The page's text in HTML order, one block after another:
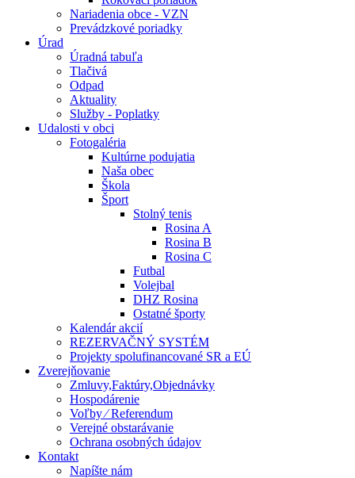
Nariadenia obce - VZN
Prevádzkové poriadky
Úrad
Úradná tabuľa
Tlačivá
Odpad
Aktuality
Služby - Poplatky
Udalosti v obci
Fotogaléria
Kultúrne podujatia
Naša obec
Škola
Šport
Stolný tenis
Rosina A
Rosina B
Rosina C
Futbal
Volejbal
DHZ Rosina
Ostatné športy
Kalendár akcií
REZERVAČNÝ SYSTÉM
Projekty spolufinancované SR a EÚ
Zverejňovanie
Zmluvy,Faktúry,Objednávky
Hospodárenie
Voľby ⁄ Referendum
Verejné obstarávanie
Ochrana osobných údajov
Kontakt
Napíšte nám